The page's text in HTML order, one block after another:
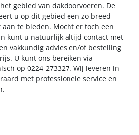
gebied van dakdoorvoeren. De
u op dit gebied een zo breed
te bieden. Mocht er toch een
kunt u natuurlijk altijd contact met
vakkundig advies en/of bestelling
U kunt ons bereiken via
op 0224-273327. Wij leveren in
met professionele service en